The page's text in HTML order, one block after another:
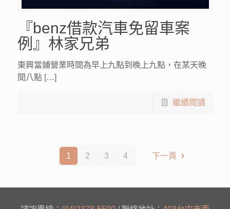
『benz借款汽車免留車案
例』林家兄弟
東興當鋪營業時間為早上九點到晚上九點，在某天晚
間八點 […]
繼續閱讀
1 2 3 4 下一頁